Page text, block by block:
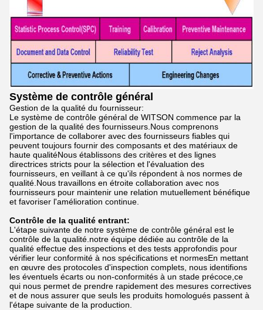
Système de contrôle général
Gestion de la qualité du fournisseur:
Le système de contrôle général de WITSON commence par la
gestion de la qualité des fournisseurs.Nous comprenons
l'importance de collaborer avec des fournisseurs fiables qui
peuvent toujours fournir des composants et des matériaux de
haute qualitéNous établissons des critères et des lignes
directrices stricts pour la sélection et l'évaluation des
fournisseurs, en veillant à ce qu'ils répondent à nos normes de
qualité.Nous travaillons en étroite collaboration avec nos
fournisseurs pour maintenir une relation mutuellement bénéfique
et favoriser l'amélioration continue.
Contrôle de la qualité entrant:
L'étape suivante de notre système de contrôle général est le
contrôle de la qualité.notre équipe dédiée au contrôle de la
qualité effectue des inspections et des tests approfondis pour
vérifier leur conformité à nos spécifications et normesEn mettant
en œuvre des protocoles d'inspection complets, nous identifions
les éventuels écarts ou non-conformités à un stade précoce,ce
qui nous permet de prendre rapidement des mesures correctives
et de nous assurer que seuls les produits homologués passent à
l'étape suivante de la production.